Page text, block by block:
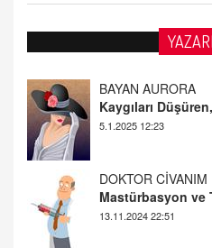
DOKTOR CİVANIM
Mastürbasyon ve
13.11.2024 22:51
ALİ EFENDİ
Adana At Yarışı
Cumartesi